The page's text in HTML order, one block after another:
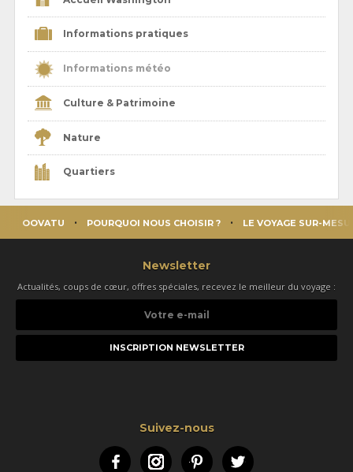
Informations pratiques
Informations météo
Culture & Patrimoine
Nature
Quartiers
OOVATU POURQUOI NOUS CHOISIR ? LE VOYAGE SUR-
Newsletter
Actualités, coups de cœur, offres spéciales, recevez le meilleur du voyage :
e-
Suivez-nous
FacebookInstagramPinterestTwitter